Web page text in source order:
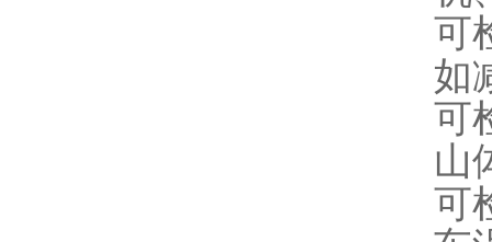
可
如
可
山
可